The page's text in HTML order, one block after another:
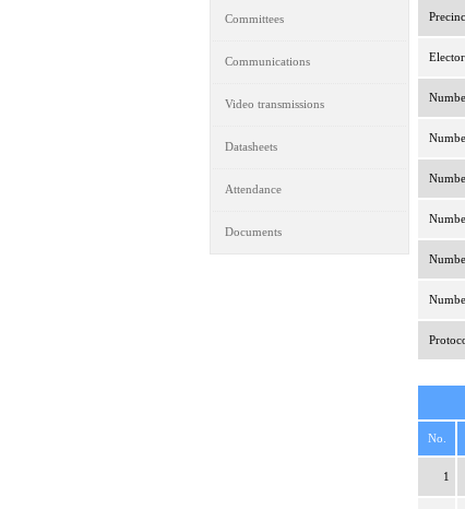
Committees
Communications
Video transmissions
Datasheets
Attendance
Documents
No.
1